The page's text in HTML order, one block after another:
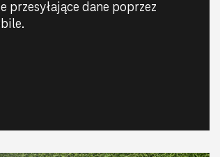
przesyłające dane poprzez